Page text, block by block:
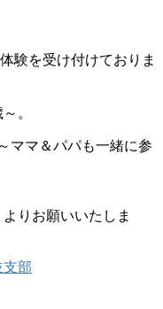
験を受け付けておりま
。
ママ＆パパも一緒に参
よりお願いいたしま
部